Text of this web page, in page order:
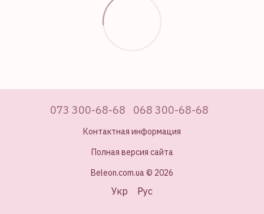
073 300-68-68 068 300-68-68
Контактная информация
Полная версия сайта
Beleon.com.ua © 2026
Укр Рус